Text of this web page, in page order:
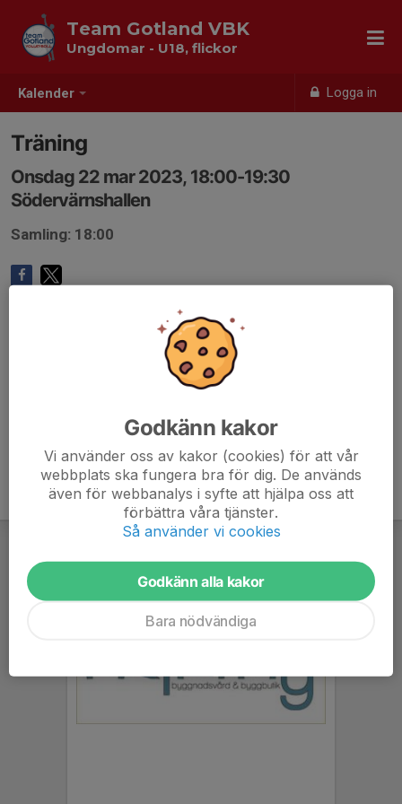
Kalender Logga in
Team Gotland VBK
Ungdomar - U18, flickor
Träning
Onsdag 22 mar 2023, 18:00-19:30
Södervärnshallen
Samling: 18:00
Godkänn kakor
Vi använder oss av kakor (cookies) för att vår
webbplats ska fungera bra för dig. De används
även för webbanalys i syfte att hjälpa oss att
förbättra våra tjänster.
Så använder vi cookies
Godkänn alla kakor
Bara nödvändiga